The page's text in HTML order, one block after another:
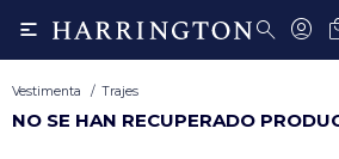

Vestimenta Trajes
NO SE HAN RECUPERADO